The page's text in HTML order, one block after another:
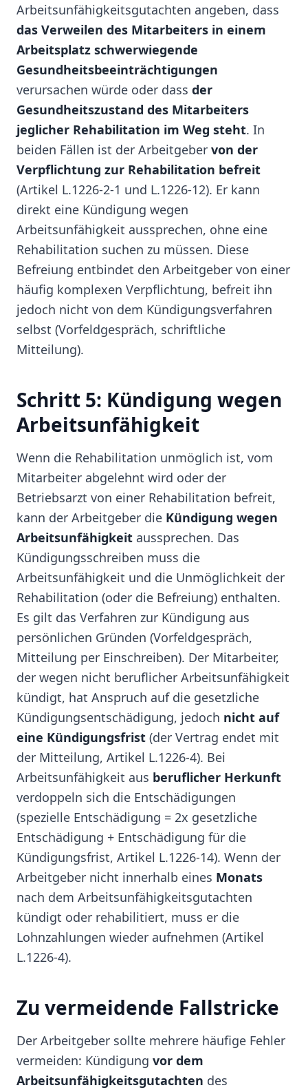
Arbeitsunfähigkeitsgutachten angeben, dass
das Verweilen des Mitarbeiters in einem
Arbeitsplatz schwerwiegende
Gesundheitsbeeinträchtigungen
verursachen würde oder dass der
Gesundheitszustand des Mitarbeiters
jeglicher Rehabilitation im Weg steht. In
beiden Fällen ist der Arbeitgeber von der
Verpflichtung zur Rehabilitation befreit
(Artikel L.1226-2-1 und L.1226-12). Er kann
direkt eine Kündigung wegen
Arbeitsunfähigkeit aussprechen, ohne eine
Rehabilitation suchen zu müssen. Diese
Befreiung entbindet den Arbeitgeber von einer
häufig komplexen Verpflichtung, befreit ihn
jedoch nicht von dem Kündigungsverfahren
selbst (Vorfeldgespräch, schriftliche
Mitteilung).
Schritt 5: Kündigung wegen
Arbeitsunfähigkeit
Wenn die Rehabilitation unmöglich ist, vom
Mitarbeiter abgelehnt wird oder der
Betriebsarzt von einer Rehabilitation befreit,
kann der Arbeitgeber die Kündigung wegen
Arbeitsunfähigkeit aussprechen. Das
Kündigungsschreiben muss die
Arbeitsunfähigkeit und die Unmöglichkeit der
Rehabilitation (oder die Befreiung) enthalten.
Es gilt das Verfahren zur Kündigung aus
persönlichen Gründen (Vorfeldgespräch,
Mitteilung per Einschreiben). Der Mitarbeiter,
der wegen nicht beruflicher Arbeitsunfähigkeit
kündigt, hat Anspruch auf die gesetzliche
Kündigungsentschädigung, jedoch nicht auf
eine Kündigungsfrist (der Vertrag endet mit
der Mitteilung, Artikel L.1226-4). Bei
Arbeitsunfähigkeit aus beruflicher Herkunft
verdoppeln sich die Entschädigungen
(spezielle Entschädigung = 2x gesetzliche
Entschädigung + Entschädigung für die
Kündigungsfrist, Artikel L.1226-14). Wenn der
Arbeitgeber nicht innerhalb eines Monats
nach dem Arbeitsunfähigkeitsgutachten
kündigt oder rehabilitiert, muss er die
Lohnzahlungen wieder aufnehmen (Artikel
L.1226-4).
Zu vermeidende Fallstricke
Der Arbeitgeber sollte mehrere häufige Fehler
vermeiden: Kündigung vor dem
Arbeitsunfähigkeitsgutachten des